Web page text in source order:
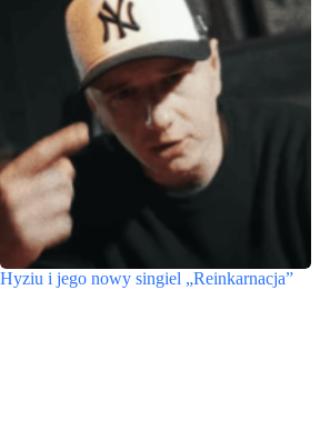
Hyziu i jego nowy singiel „Reinkarnacja”